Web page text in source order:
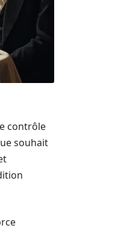
contrôle
souhait